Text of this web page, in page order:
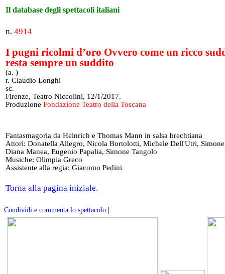
Il database degli spettacoli italiani
n. 4914
I pugni ricolmi d’oro Ovvero come un ricco
resta sempre un suddito
(a. )
r. Claudio Longhi
sc.
Firenze, Teatro Niccolini, 12/1/2017.
Produzione Fondazione Teatro della Toscana
Fantasmagoria da Heinrich e Thomas Mann in salsa brechtiana
Attori: Donatella Allegro, Nicola Bortolotti, Michele Dell'Utri,
Diana Manea, Eugenio Papalia, Simone Tangolo
Musiche: Olimpia Greco
Assistente alla regia: Giacomo Pedini
Torna alla pagina iniziale.
Condividi e commenta lo spettacolo |